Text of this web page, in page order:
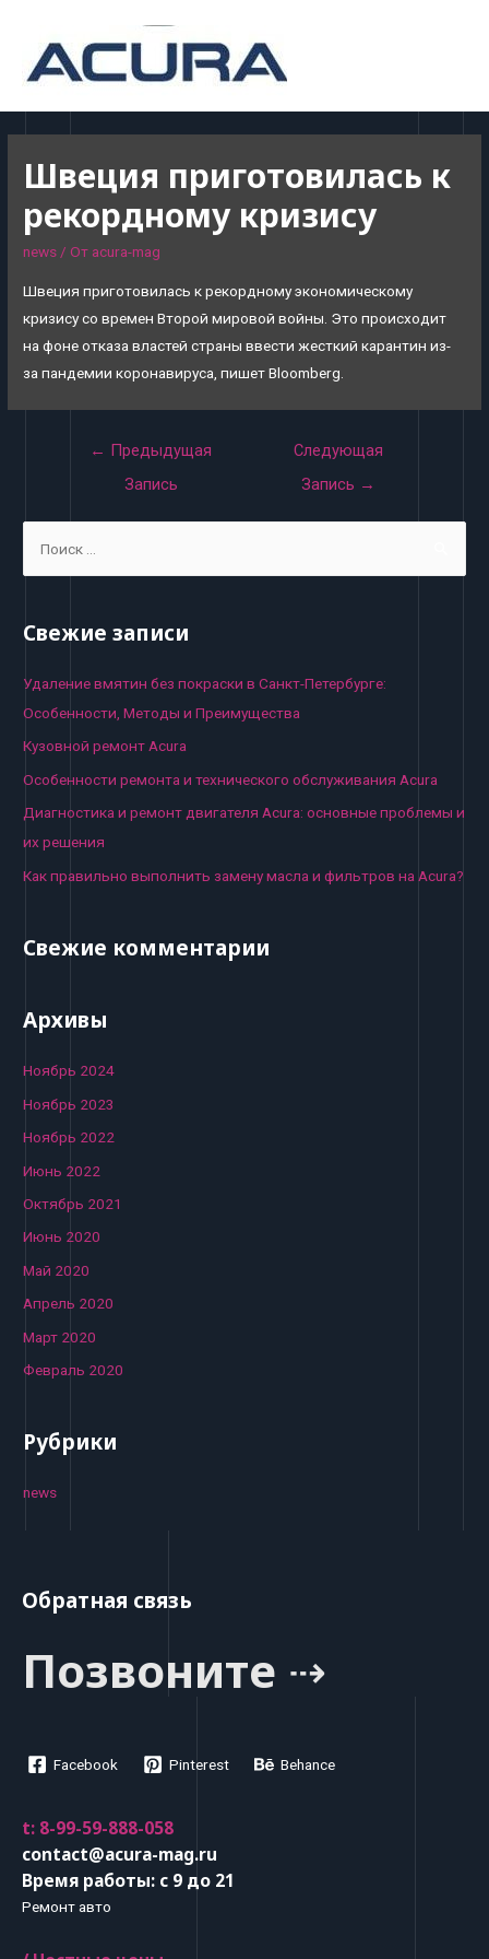
Швеция приготовилась к
рекордному кризису
news/ От acura-mag
Швеция приготовилась к рекордному экономическому
кризису со времен Второй мировой войны. Это происходит
на фоне отказа властей страны ввести жесткий карантин из-
за пандемии коронавируса, пишет Bloomberg.
Навигация
← Предыдущая
Запись
Следующая
Запись →
r
h
f
o
Свежие записи
Удаление вмятин без покраски в Санкт-Петербурге:
Особенности, Методы и Преимущества
Кузовной ремонт Acura
Особенности ремонта и технического обслуживания Acura
Диагностика и ремонт двигателя Acura: основные проблемы и
их решения
Как правильно выполнить замену масла и фильтров на Acura?
Свежие комментарии
Архивы
Ноябрь 2024
Ноябрь 2023
Ноябрь 2022
Июнь 2022
Октябрь 2021
Июнь 2020
Май 2020
Апрель 2020
Март 2020
Февраль 2020
Рубрики
news
Обратная связь
Позвоните ⇢
Facebook Pinterest Behance
t: 8-99-59-888-058
contact@acura-mag.ru
Время работы: с 9 до 21
Ремонт авто